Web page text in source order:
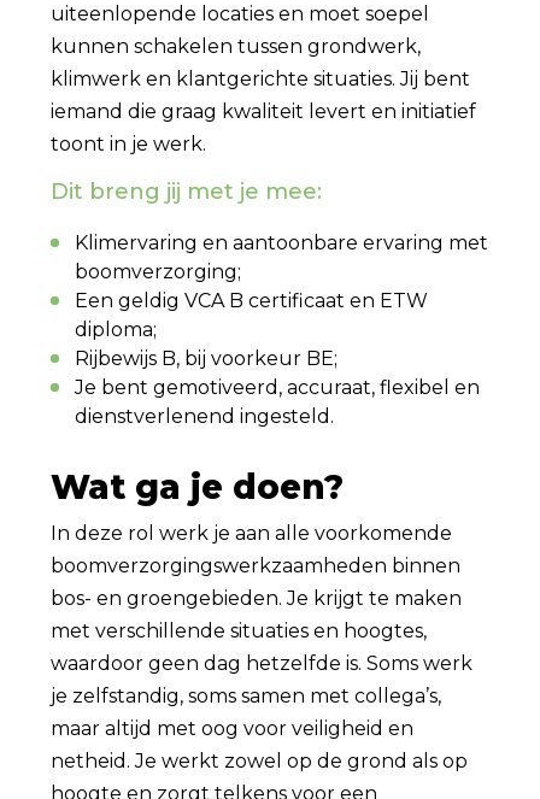
uiteenlopende locaties en moet soepel
kunnen schakelen tussen grondwerk,
klimwerk en klantgerichte situaties. Jij bent
iemand die graag kwaliteit levert en initiatief
toont in je werk.
Dit breng jij met je mee:
Klimervaring en aantoonbare ervaring met
boomverzorging;
Een geldig VCA B certificaat en ETW
diploma;
Rijbewijs B, bij voorkeur BE;
Je bent gemotiveerd, accuraat, flexibel en
dienstverlenend ingesteld.
Wat ga je doen?
In deze rol werk je aan alle voorkomende
boomverzorgingswerkzaamheden binnen
bos- en groengebieden. Je krijgt te maken
met verschillende situaties en hoogtes,
waardoor geen dag hetzelfde is. Soms werk
je zelfstandig, soms samen met collega’s,
maar altijd met oog voor veiligheid en
netheid. Je werkt zowel op de grond als op
hoogte en zorgt telkens voor een